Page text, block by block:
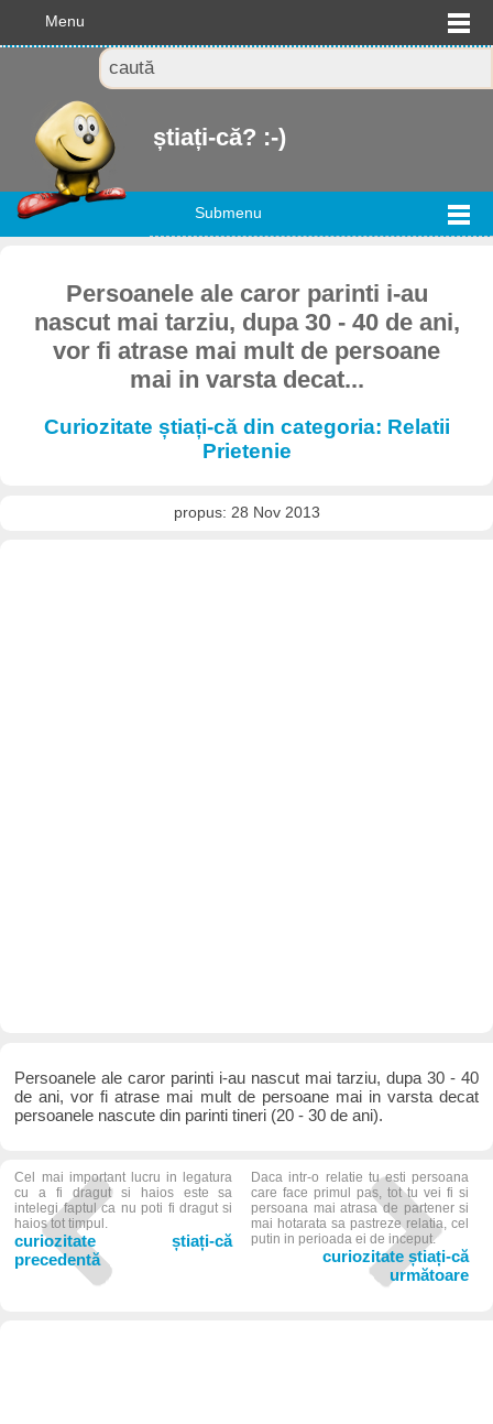
Menu
știați-că? :-)
Submenu
Persoanele ale caror parinti i-au
nascut mai tarziu, dupa 30 - 40 de ani,
vor fi atrase mai mult de persoane
mai in varsta decat...
Curiozitate știați-că din categoria: Relatii
Prietenie
propus: 28 Nov 2013
Persoanele ale caror parinti i-au nascut mai tarziu, dupa 30 - 40
de ani, vor fi atrase mai mult de persoane mai in varsta decat
persoanele nascute din parinti tineri (20 - 30 de ani).
Cel mai important lucru in legatura
cu a fi dragut si haios este sa
intelegi faptul ca nu poti fi dragut si
haios tot timpul.
curiozitate știați-că
precedentă
Daca intr-o relatie tu esti persoana
care face primul pas, tot tu vei fi si
persoana mai atrasa de partener si
mai hotarata sa pastreze relatia, cel
putin in perioada ei de inceput.
curiozitate știați-că
următoare